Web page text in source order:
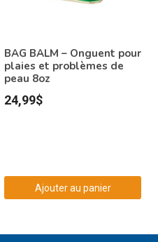
BAG BALM – Onguent pour
plaies et problèmes de
peau 8oz
24,99$
Ajouter au panier